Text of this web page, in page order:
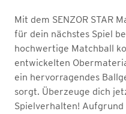
Mit dem SENZOR STAR
für dein nächstes Spiel
hochwertige Matchball
entwickelten
ein hervorragendes
sorgt. Überzeuge dich
Spielverhalten!